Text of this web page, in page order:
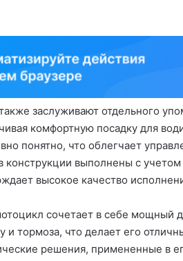
заслуживают отдельного
комфортную посадку для
понятно, что облегчает
выполнены с учетом
высокое качество
сочетает в себе мощный
и тормоза, что делает его
решения, примененные в